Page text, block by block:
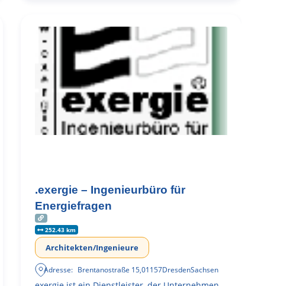
.exergie – Ingenieurbüro für
Energiefragen
252.43 km
Architekten/Ingenieure
Adresse: Brentanostraße 15,01157DresdenSachsen